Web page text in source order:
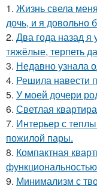
1. Жизнь свела
дочь, и я довольно
2. Два года назад
тяжёлые, терпеть
3. Недавно узнала
4. Решила навести
5. У моей дочери
6. Светлая
7. Интерьер с
пожилой пары.
8. Компактная
9. Минимализм с